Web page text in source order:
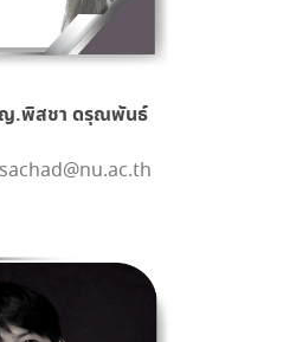
.พิสชา ดรุณพันธ์